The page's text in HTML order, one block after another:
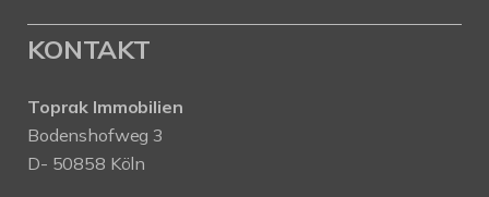
KONTAKT
Toprak Immobilien
Bodenshofweg 3
D- 50858 Köln